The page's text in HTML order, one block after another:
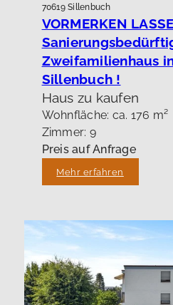
70619 Sillenbuch
VORMERKEN
Zweifamilienhaus
Sillenbuch !
Haus zu kaufen
Wohnfläche: ca. 176 m²
Zimmer: 9
Preis auf Anfrage
Mehr erfahren